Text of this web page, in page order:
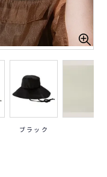
ブラック